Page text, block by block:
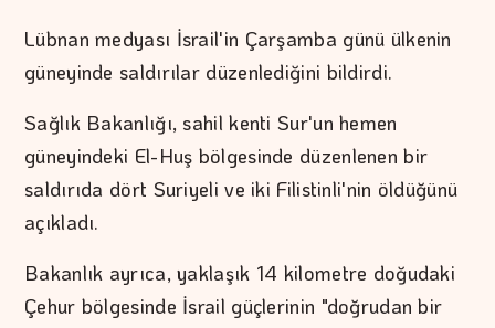
Lübnan medyası İsrail'in Çarşamba günü ülkenin
güneyinde saldırılar düzenlediğini bildirdi.
Sağlık Bakanlığı, sahil kenti Sur'un hemen
güneyindeki El-Huş bölgesinde düzenlenen bir
saldırıda dört Suriyeli ve iki Filistinli'nin öldüğünü
açıkladı.
Bakanlık ayrıca, yaklaşık 14 kilometre doğudaki
Çehur bölgesinde İsrail güçlerinin "doğrudan bir